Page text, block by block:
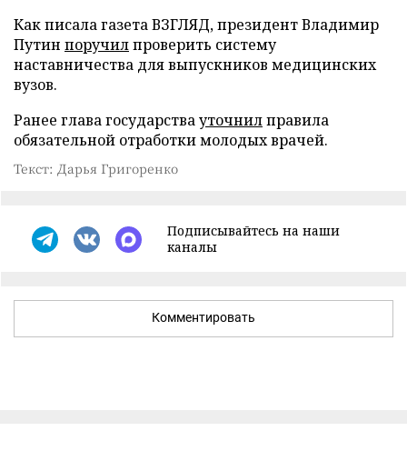
Как писала газета ВЗГЛЯД, президент Владимир
Путин поручилпроверить систему
наставничества для выпускников медицинских
вузов.
Ранее глава государствауточнилправила
обязательной отработки молодых врачей.
Текст: Дарья Григоренко
Подписывайтесь на наши
каналы
Комментировать